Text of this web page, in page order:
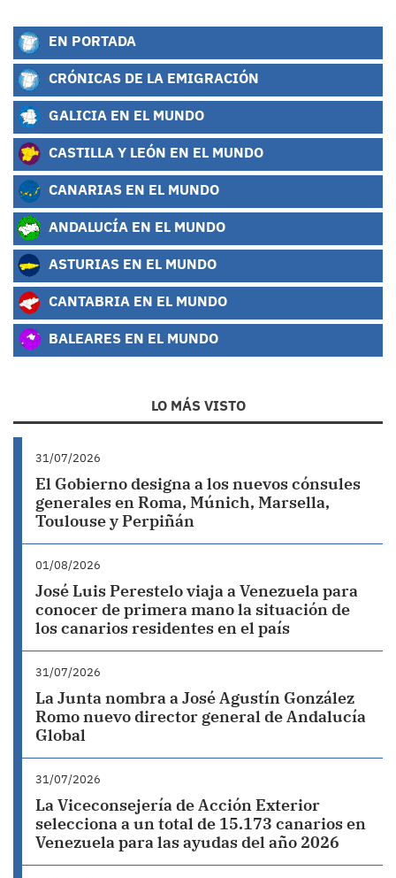
EN PORTADA
CRÓNICAS DE LA EMIGRACIÓN
GALICIA EN EL MUNDO
CASTILLA Y LEÓN EN EL MUNDO
CANARIAS EN EL MUNDO
ANDALUCÍA EN EL MUNDO
ASTURIAS EN EL MUNDO
CANTABRIA EN EL MUNDO
BALEARES EN EL MUNDO
LO MÁS VISTO
31/07/2026
El Gobierno designa a los nuevos cónsules
generales en Roma, Múnich, Marsella,
Toulouse y Perpiñán
01/08/2026
José Luis Perestelo viaja a Venezuela para
conocer de primera mano la situación de
los canarios residentes en el país
31/07/2026
La Junta nombra a José Agustín González
Romo nuevo director general de Andalucía
Global
31/07/2026
La Viceconsejería de Acción Exterior
selecciona a un total de 15.173 canarios en
Venezuela para las ayudas del año 2026